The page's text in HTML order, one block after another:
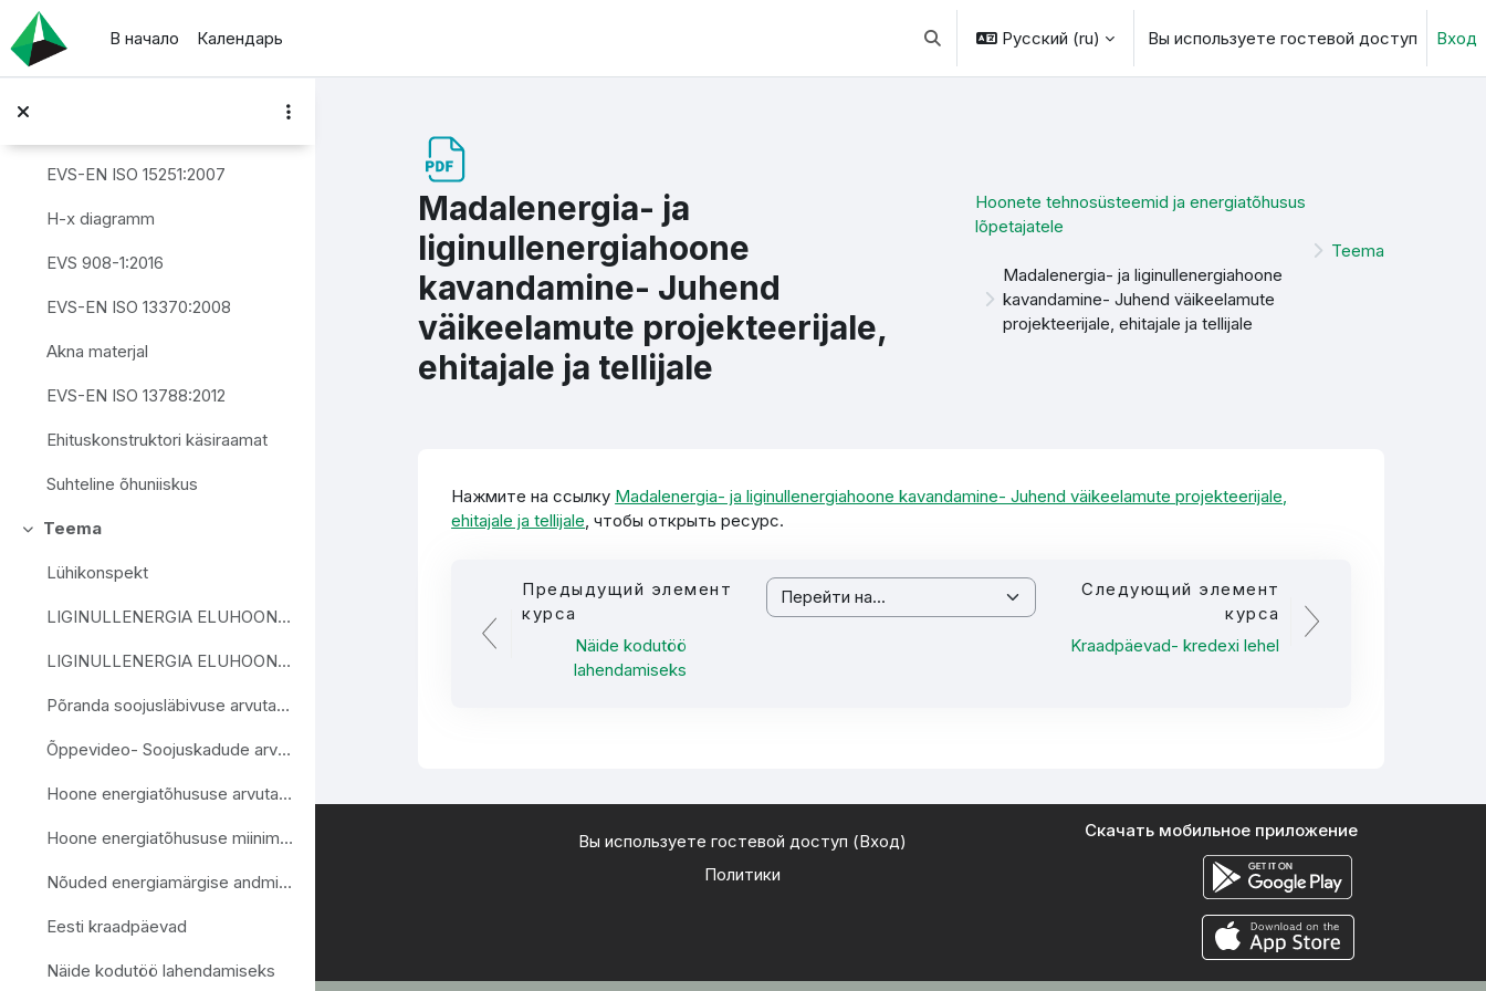
Перейти к основному содержанию
В начало
Календарь Изменить данные поисковой строки
Русский ‎(ru)‎ Вы используете гостевой доступ Вход
EVS-EN ISO 15251:2007
H-x diagramm
EVS 908-1:2016
EVS-EN ISO 13370:2008
Akna materjal
EVS-EN ISO 13788:2012
Ehituskonstruktori käsiraamat
Suhteline õhuniiskus
Свернуть
Teema
Lühikonspekt
LIGINULLENERGIA ELUHOONED- VÄIKEMAJAD
LIGINULLENERGIA ELUHOONED RIDA- JA KORTERELAMUD
Põranda soojusläbivuse arvutamine
Õppevideo- Soojuskadude arvutuse alused
Hoone energiatõhususe arvutamise metoodika RT link
Hoone energiatõhususe miinimumnõuded RT link
Nõuded energiamärgise andmisele ja energiamärgisele RT link
Eesti kraadpäevad
Näide kodutöö lahendamiseks
Madalenergia- ja
liginullenergiahoone
kavandamine- Juhend
väikeelamute projekteerijale,
ehitajale ja tellijale
Hoonete tehnosüsteemid ja energiatõhusus
lõpetajatele
Teema
Madalenergia- ja liginullenergiahoone
kavandamine- Juhend väikeelamute
projekteerijale, ehitajale ja tellijale
Нажмите на ссылку Madalenergia- ja liginullenergiahoone kavandamine- Juhend väikeelamute projekteerijale,
ehitajale ja tellijale, чтобы открыть ресурс.
Предыдущий элемент
курса
Näide kodutöö
lahendamiseks
Перейти на...
Следующий элемент
курса
Kraadpäevad- kredexi lehel
Вы используете гостевой доступ (Вход)
Политики
Скачать мобильное приложение